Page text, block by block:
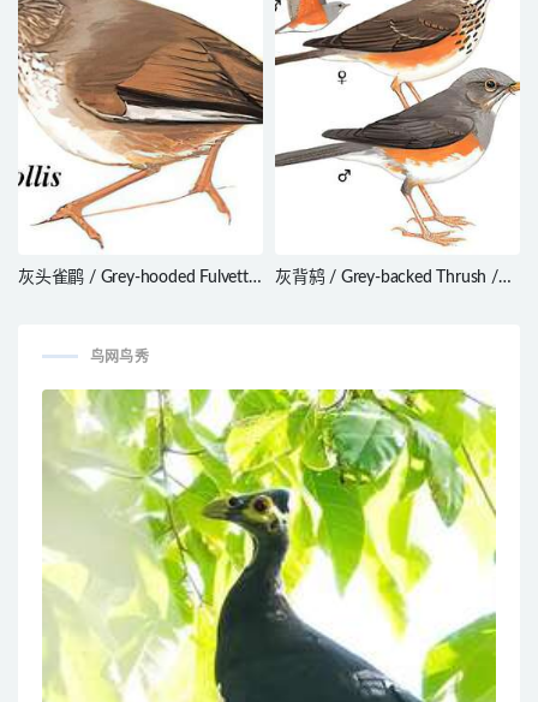
灰头雀鹛 / Grey-hooded Fulvetta
灰背鸫 / Grey-backed Thrush /
鸟网鸟秀